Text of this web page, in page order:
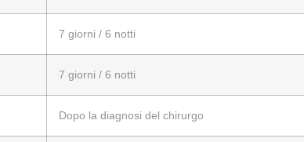
7 giorni / 6 notti
7 giorni / 6 notti
Dopo la diagnosi del chirurgo